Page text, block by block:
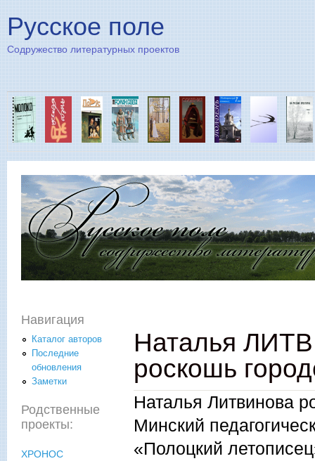
Русское поле
Содружество литературных проектов
Наталья
роскошь
Наталья Литвинова
Минский
«Полоцкий
Навигация
Каталог авторов
Последние
обновления
Заметки
Родственные
проекты:
ХРОНОС